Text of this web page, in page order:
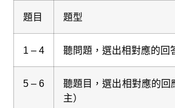
題目 題型
1 – 4 聽問題，選出相對應的回
5 – 6
聽題目，選出相對應的回
主）